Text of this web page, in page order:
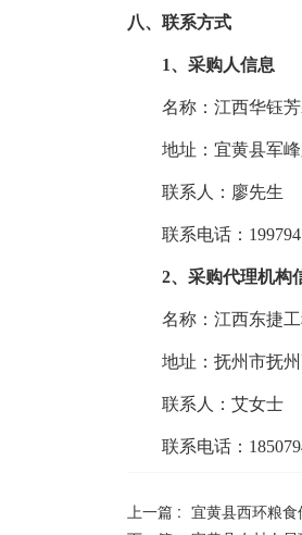
八、联系方式
1、采购人信息
名称：江西华钰
地址：宜黄县军
联系人：廖先生
联系电话：
2、采购代理机构
名称： 江西东捷
地址： 抚州市抚
联系人： 艾女士
联系电话：
上一篇 : 宜黄县西环粮